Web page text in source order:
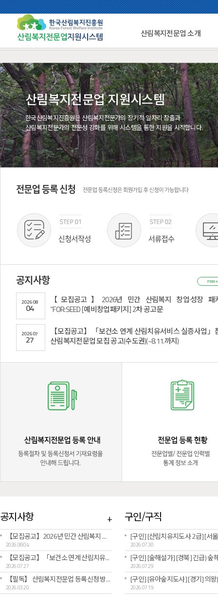
산림복지전문업 소개
산림복지전문업 지원시스템
한국산림복지진흥원은 산림복지전문가의 장기적 일자리 창출과
산림복지전문가의 전문성 강화를 위해 시스템을 통한 지원을 시작합니다.
공지사항 more +
202608
04
【모집공고】2026년 민간 산림복지 창업·성장 패
“FOR:SEED [예비창업패키지] 2차 공고문
202607
27
【모집공고】「보건소 연계 산림치유서비스 실증사업」
산림복지전문업 모집 공고(수도권)(~8.11.까지)
공지사항 +
【모집공고】2026년 민간 산림복지 창업·성장 패키지 “FOR:SEED [예비창업패키지] 2차 공고문
2026.08.04
【모집공고】「보건소 연계 산림치유서비스 실증사업」참여 산림복지전문업 모집 공고(수도권)(~8.11.까지)
2026.07.27
【필독】 산림복지전문업 등록신청 방법 및 주의사항 안내
2026.03.20
구인/구직
2026.07.30
2026.07.29
2026.07.19